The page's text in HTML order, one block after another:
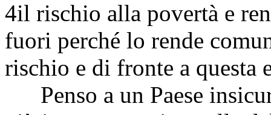
4il rischio alla povertà e
fuori perché lo rende
rischio e di fronte a questa
Penso a un Paese